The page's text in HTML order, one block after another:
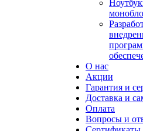
О нас
Акции
Гарантия и
Доставка и
Оплата
Вопросы и